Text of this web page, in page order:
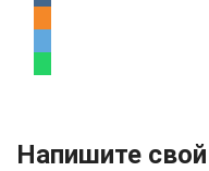
Напишите